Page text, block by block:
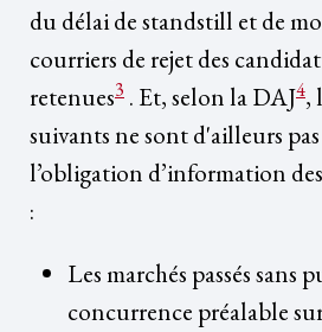
du délai de standstill et de
courriers de rejet des
retenues3 . Et, selon la DAJ4,
suivants ne sont d'ailleurs
l’obligation d’information
:
Les marchés passés sans
concurrence préalable